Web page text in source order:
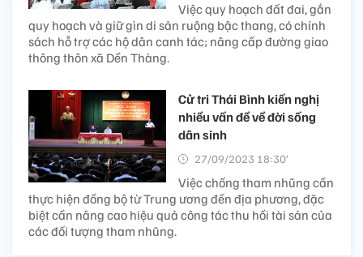
Việc quy hoạch đất đai, gắn
quy hoạch và giữ gìn di sản ruộng bậc thang, có chính
sách hỗ trợ các hộ dân canh tác; nâng cấp đường giao
thông thôn xã Dền Thàng.
Cử tri Thái Bình kiến nghị
nhiều vấn đề về đời sống
dân sinh
27/09/2023 18:30’
Việc chống tham nhũng cần
thực hiện đồng bộ từ Trung ương đến địa phương, đặc
biệt cần nâng cao hiệu quả công tác thu hồi tài sản của
các đối tượng tham nhũng.